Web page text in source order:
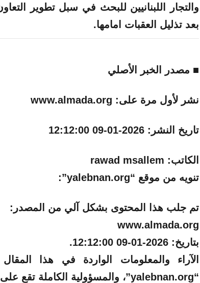
والتجار اللبنانيين للبحث في سبلتطوير
بعد تذليل العقبات امامها.
■ مصدر الخبر الأصلي
نشر لأول مرة على: www.almada.org
تاريخ النشر: 2026-01-09 12:12:00
الكاتب: rawad msallem
تنويه من موقع “yalebnan.org”:
تم جلب هذا المحتوى بشكل آلي من المصدر:
www.almada.org
بتاريخ: 2026-01-09 12:12:00
.
الآراء والمعلومات الواردة في هذا
“yalebnan.org”، والمسؤولية الكاملة تقع على عاتق المصدر الأصلي.